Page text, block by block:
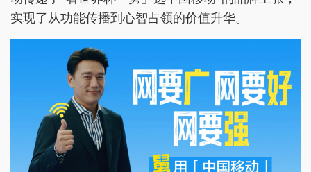
实现了从功能传播到心智占领的价值升华。